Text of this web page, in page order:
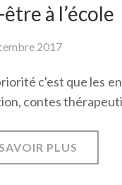
à l’école
2017
c'est que les
contes
PLUS